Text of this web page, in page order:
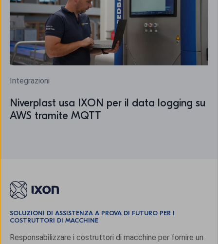
Integrazioni
Niverplast usa IXON per il data logging su
AWS tramite MQTT
SOLUZIONI DI ASSISTENZA A PROVA DI FUTURO PER I
COSTRUTTORI DI MACCHINE
Responsabilizzare i costruttori di macchine per fornire un